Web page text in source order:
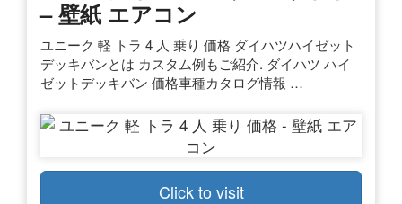
– 壁紙 エアコン
ユニーク 軽 トラ 4 人 乗り 価格 ダイハツハイゼット
デッキバンとは カスタム例もご紹介. ダイハツ ハイ
ゼットデッキバン 価格車種カタログ情報 …
Click to visit